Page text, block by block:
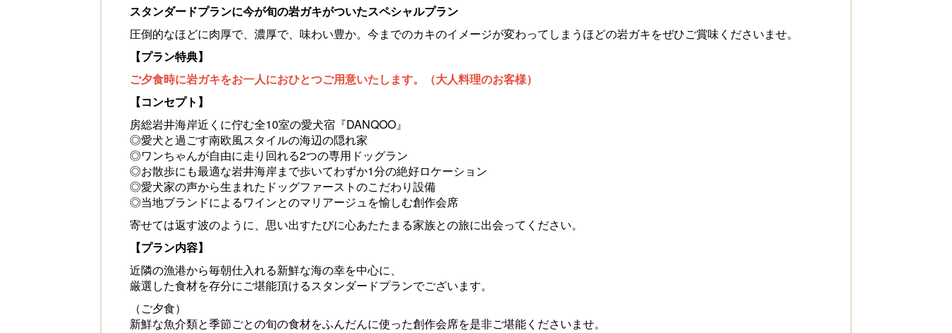
スタンダードプランに今が旬の岩ガキがついたスペシャルプラン
圧倒的なほどに肉厚で、濃厚で、味わい豊か。今までのカキのイメージが変わってしまうほどの岩ガキをぜひご賞味くださいませ。
【プラン特典】
ご夕食時に岩ガキをお一人におひとつご用意いたします。（大人料理のお客様）
【コンセプト】
房総岩井海岸近くに佇む全10室の愛犬宿『DANQOO』
◎愛犬と過ごす南欧風スタイルの海辺の隠れ家
◎ワンちゃんが自由に走り回れる2つの専用ドッグラン
◎お散歩にも最適な岩井海岸まで歩いてわずか1分の絶好ロケーション
◎愛犬家の声から生まれたドッグファーストのこだわり設備
◎当地ブランドによるワインとのマリアージュを愉しむ創作会席
寄せては返す波のように、思い出すたびに心あたたまる家族との旅に出会ってください。
【プラン内容】
近隣の漁港から毎朝仕入れる新鮮な海の幸を中心に、
厳選した食材を存分にご堪能頂けるスタンダードプランでございます。
（ご夕食）
新鮮な魚介類と季節ごとの旬の食材をふんだんに使った創作会席を是非ご堪能くださいませ。